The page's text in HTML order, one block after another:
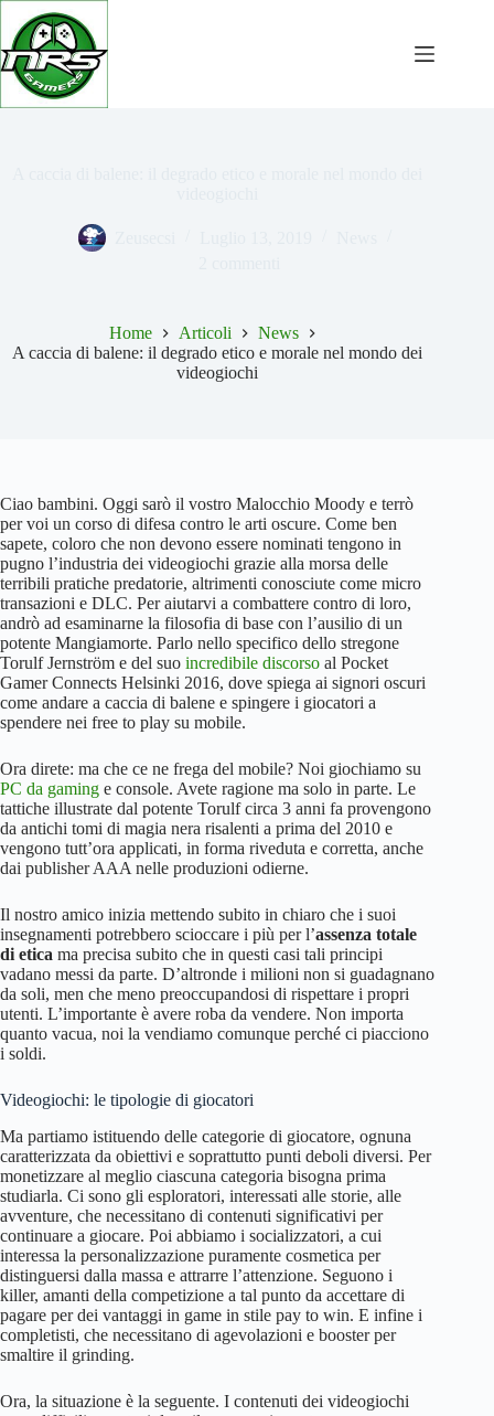
Salta
contenuto
Home Articoli
News
A caccia di balene: il degrado etico e morale nel mondo dei
videogiochi
Ciao bambini. Oggi sarò il vostro Malocchio Moody e terrò
per voi un corso di difesa contro le arti oscure. Come ben
sapete, coloro che non devono essere nominati tengono in
pugno l’industria dei videogiochi grazie alla morsa delle
terribili pratiche predatorie, altrimenti conosciute come micro
transazioni e DLC. Per aiutarvi a combattere contro di loro,
andrò ad esaminarne la filosofia di base con l’ausilio di un
potente Mangiamorte. Parlo nello specifico dello stregone
Torulf Jernström e del suo incredibile discorso al Pocket
Gamer Connects Helsinki 2016, dove spiega ai signori oscuri
come andare a caccia di balene e spingere i giocatori a
spendere nei free to play su mobile.
Ora direte: ma che ce ne frega del mobile? Noi giochiamo su
PC da gaming e console. Avete ragione ma solo in parte. Le
tattiche illustrate dal potente Torulf circa 3 anni fa provengono
da antichi tomi di magia nera risalenti a prima del 2010 e
vengono tutt’ora applicati, in forma riveduta e corretta, anche
dai publisher AAA nelle produzioni odierne.
Il nostro amico inizia mettendo subito in chiaro che i suoi
insegnamenti potrebbero scioccare i più per l’assenza totale
di etica ma precisa subito che in questi casi tali principi
vadano messi da parte. D’altronde i milioni non si guadagnano
da soli, men che meno preoccupandosi di rispettare i propri
utenti. L’importante è avere roba da vendere. Non importa
quanto vacua, noi la vendiamo comunque perché ci piacciono
i soldi.
Videogiochi: le tipologie di giocatori
Ma partiamo istituendo delle categorie di giocatore, ognuna
caratterizzata da obiettivi e soprattutto punti deboli diversi. Per
monetizzare al meglio ciascuna categoria bisogna prima
studiarla. Ci sono gli esploratori, interessati alle storie, alle
avventure, che necessitano di contenuti significativi per
continuare a giocare. Poi abbiamo i socializzatori, a cui
interessa la personalizzazione puramente cosmetica per
distinguersi dalla massa e attrarre l’attenzione. Seguono i
killer, amanti della competizione a tal punto da accettare di
pagare per dei vantaggi in game in stile pay to win. E infine i
completisti, che necessitano di agevolazioni e booster per
smaltire il grinding.
Ora, la situazione è la seguente. I contenuti dei videogiochi